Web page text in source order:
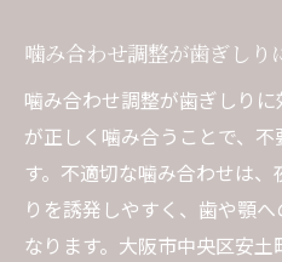
噛み合わせ調整が歯ぎしり
噛み合わせ調整が歯ぎしり
が正しく噛み合うことで、
す。不適切な噛み合わせは
りを誘発しやすく、歯や顎
なります。大阪市中央区安